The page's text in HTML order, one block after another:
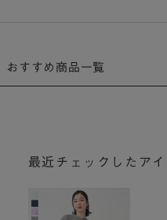
おすすめ商品一覧
最近チェックしたアイ